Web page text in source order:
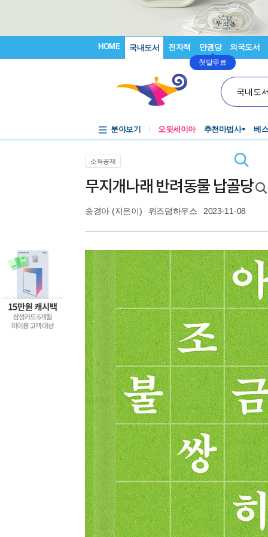
HOME 국내도서 전자책 만권당
첫달무료
외국도서
국내도
분야보기 오뒷세이아 추천마법사 베
소득공제
무지개나래 반려동물 납골당
송경아 (지은이) 위즈덤하우스 2023-11-08